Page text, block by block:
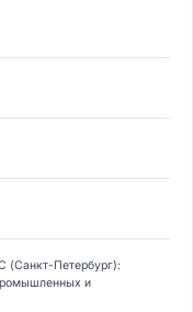
(Санкт-Петербург):
и